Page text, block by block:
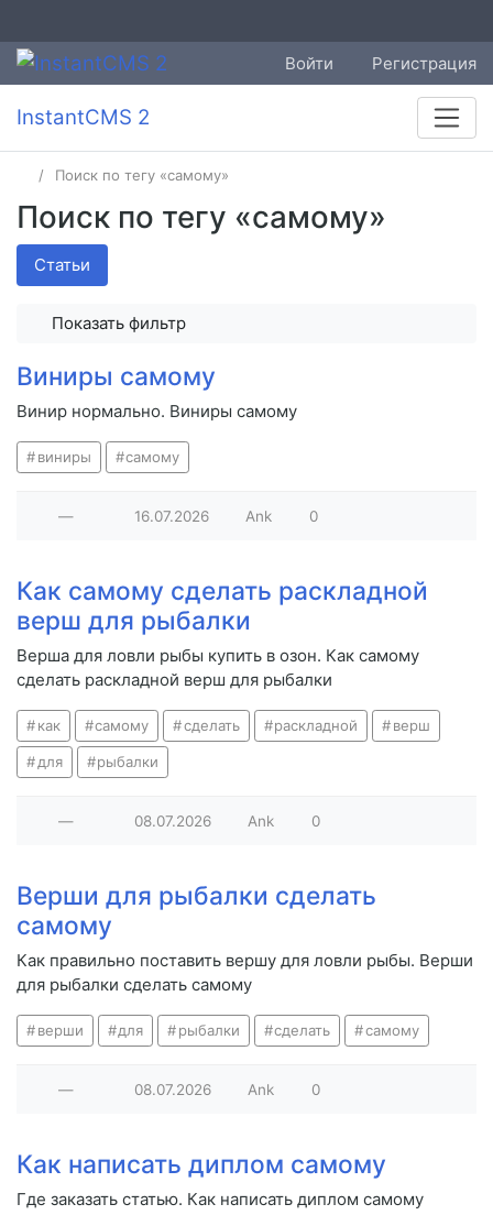
Войти Регистрация
InstantCMS 2
Поиск по тегу «самому»
Поиск по тегу «самому»
Статьи
Показать фильтр
Виниры самому
Винир нормально. Виниры самому
виниры самому
— 16.07.2026 Ank 0
Как самому сделать раскладной
верш для рыбалки
Верша для ловли рыбы купить в озон. Как самому
сделать раскладной верш для рыбалки
как самому сделать раскладной верш
для рыбалки
— 08.07.2026 Ank 0
Верши для рыбалки сделать
самому
Как правильно поставить вершу для ловли рыбы. Верши
для рыбалки сделать самому
верши для рыбалки сделать самому
— 08.07.2026 Ank 0
Как написать диплом самому
Где заказать статью. Как написать диплом самому